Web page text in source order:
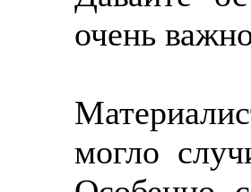
очень
могло